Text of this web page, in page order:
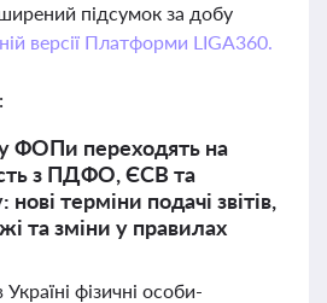
підсумок за добу
версії Платформи LIGA360.
ФОПи переходять на
з ПДФО, ЄСВ та
терміни подачі звітів,
та зміни у правилах
фізичні особи-